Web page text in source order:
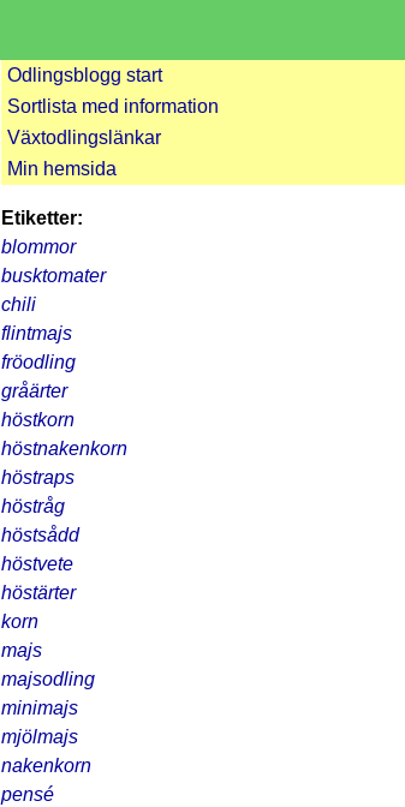
Odlingsblogg start
Sortlista med information
Växtodlingslänkar
Min hemsida
Etiketter:
blommor
busktomater
chili
flintmajs
fröodling
gråärter
höstkorn
höstnakenkorn
höstraps
höstråg
höstsådd
höstvete
höstärter
korn
majs
majsodling
minimajs
mjölmajs
nakenkorn
pensé